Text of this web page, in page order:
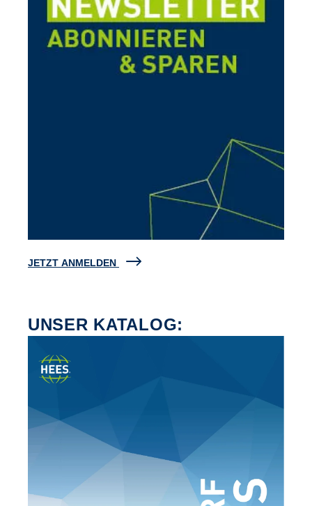
JETZT ANMELDEN
UNSER KATALOG: